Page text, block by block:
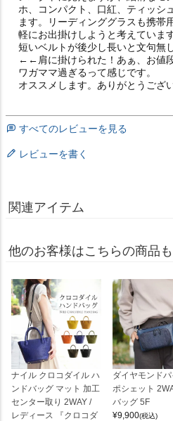
ホ、コンパクト、口紅、ティッシ
ます。リーディンググラスも携帯
軽にお出掛けしようと考えています
短いベルトが後少し長いと文句無
←←肩に掛けられた！あぁ、お値
ワガママ過ぎるって感じです。
オススメします。ありがとうござ
すべてのレビューを見る
レビューを書く
関連アイテム
他のお客様はこちらの商品
ナイル クロコダイル ハ
ンドバッグ マット 加工
センター取り 2WAY /
レディース 『クロコダ
ダイヤモンド
ポシェット
バッグ 5F
¥9,900(税込)